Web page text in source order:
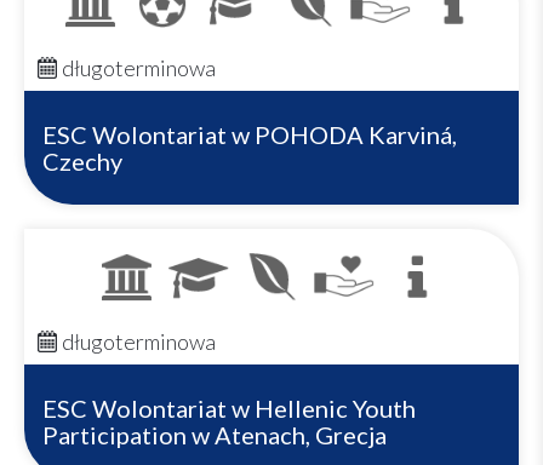
długoterminowa
ESC Wolontariat w POHODA Karviná,
Czechy
długoterminowa
ESC Wolontariat w Hellenic Youth
Participation w Atenach, Grecja